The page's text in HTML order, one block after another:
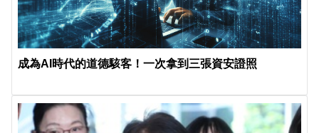
成為AI時代的道德駭客！一次拿到三張資安證照